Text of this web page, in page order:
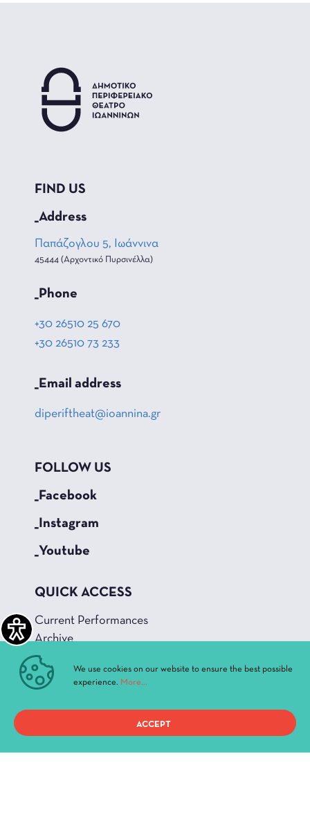
FIND US
_Address
Παπάζογλου 5, Ιωάννινα
45444 (Αρχοντικό Πυρσινέλλα)
_Phone
+30 26510 25 670
+30 26510 73 233
_Email address
diperiftheat@ioannina.gr
FOLLOW US
_Facebook
_Instagram
_Youtube
QUICK ACCESS
Current Performances
Archive
News & Announcements
Administration
History
Buildings and Halls
We use cookies on our website to ensure the best possible
experience. More...
ACCEPT